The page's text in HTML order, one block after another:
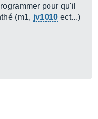
pour qu'il
(m1, jv1010 ect...)